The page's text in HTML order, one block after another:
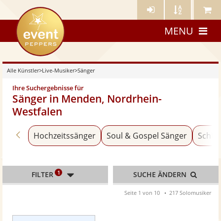
Künstler- Künstler Meine
eventpeppers
MENU
Alle Künstler>Live-Musiker>Sänger
Ihre Suchergebnisse für
Sänger in Menden, Nordrhein-
Westfalen
Zurück zu «Live-Musiker»
Hochzeitssänger Soul & Gospel Sänger
FILTER 1 SUCHE ÄNDERN
Seite 1 von 10 217 Solomusiker